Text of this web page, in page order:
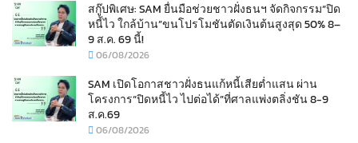
สกู๊ปพิเศษ: SAM ยื่นมือช่วยชาวฝั่งธนฯ จัดกิจกรรม“ปิด
หนี้ไว ใกล้บ้าน”ขนโปรโมชันตัดเงินต้นสูงสุด 50% 8–
9 ส.ค. 69 นี้!
06/08/2026
SAM เปิดโอกาสชาวฝั่งธนแก้หนี้เสียต่ำแสน ผ่าน
โครงการ“ปิดหนี้ไว ไปต่อได้”ที่ศาลแพ่งตลิ่งชัน 8-9
ส.ค.69
06/08/2026